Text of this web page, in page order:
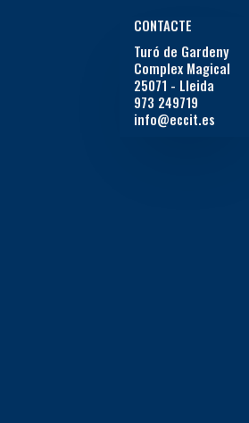
CONTACTE
Turó de Gardeny
Complex Magical
25071 - Lleida
973 249719
info@eccit.es